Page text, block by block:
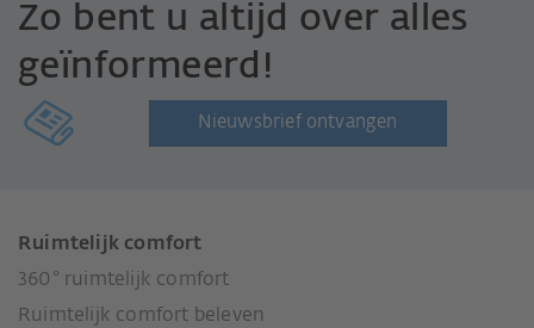
Zo bent u altijd over alles
geïnformeerd!
Nieuwsbrief ontvangen
Ruimtelijk comfort
360° ruimtelijk comfort
Ruimtelijk comfort beleven